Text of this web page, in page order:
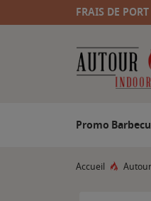
FRAIS DE
Promo
Accueil